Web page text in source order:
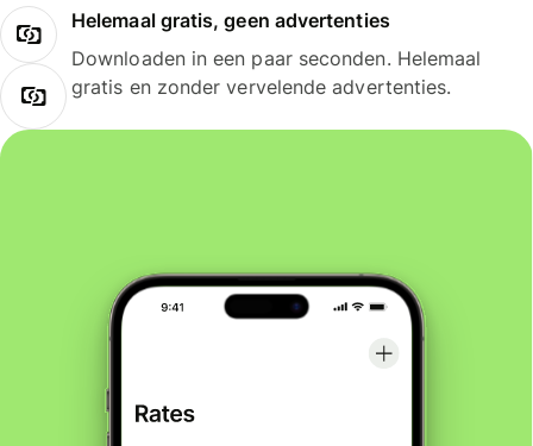
Helemaal gratis, geen advertenties
Downloaden in een paar seconden. Helemaal
gratis en zonder vervelende advertenties.